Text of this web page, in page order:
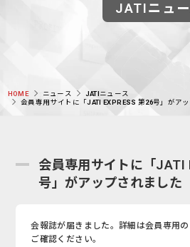
JATIニュー
HOME ニュース
JATIニュース
会員専用サイトに「JATI EXPRESS 第26号」がア
会員専用サイトに「JATI
号」がアップされました
会報誌が届きました。詳細は会員専用
ご確認ください。